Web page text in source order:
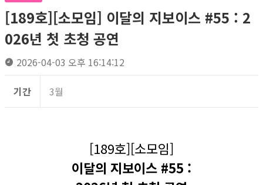
[189호][소모임] 이달의 지보이스 #55 : 2
026년 첫 초청 공연
2026-04-03 오후 16:14:12
기간 3월
[189호][소모임]
이달의 지보이스 #55 :